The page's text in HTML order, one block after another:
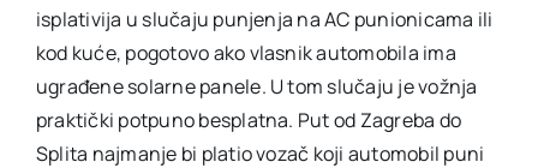
isplativija u slučaju punjenja na AC punionicama ili
kod kuće, pogotovo ako vlasnik automobila ima
ugrađene solarne panele. U tom slučaju je vožnja
praktički potpuno besplatna. Put od Zagreba do
Splita najmanje bi platio vozač koji automobil puni